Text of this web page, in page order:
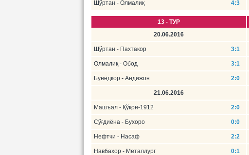
Шўртан - Олмалиқ 4:3
13 - ТУР
20.06.2016
Шўртан - Пахтакор 3:1
Олмалиқ - Обод 3:1
Бунёдкор - Андижон 2:0
21.06.2016
Машъал - Қўқон-1912 2:0
Сўғдиёна - Бухоро 0:0
Нефтчи - Насаф 2:2
Навбаҳор - Металлург 0:1